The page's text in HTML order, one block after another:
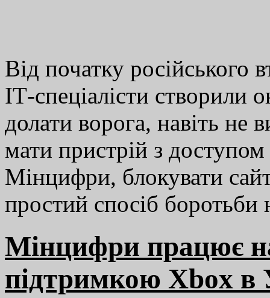
Від початку російського
ІТ-спеціалісти створили
долати ворога, навіть не
мати пристрій з доступом
Мінцифри, блокувати
простий спосіб
Мінцифри працює
підтримкою Xbox в